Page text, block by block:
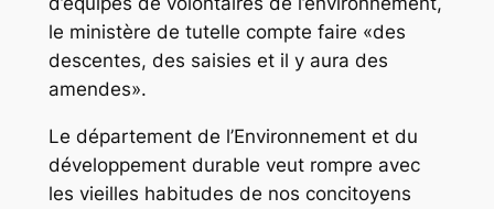
le ministère de tutelle compte faire «des
descentes, des saisies et il y aura des
amendes».
Le département de l’Environnement et du
développement durable veut rompre avec
les vieilles habitudes de nos concitoyens